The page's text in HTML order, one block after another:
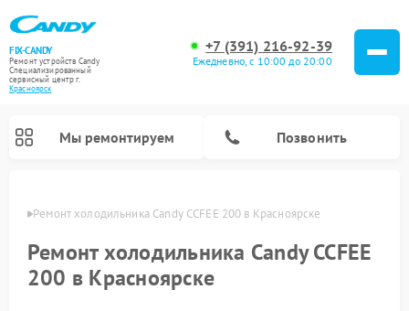
FIX-CANDY
Ремонт устройств Candy
Специализированный
cервисный центр г.
Красноярск
+7 (391) 216-92-39
Ежедневно, с 10:00 до 20:00
Мы ремонтируем Позвонить
Ремонт холодильника Candy CCFEE 200 в Красноярске
Ремонт холодильника Candy CCFEE
200 в Красноярске